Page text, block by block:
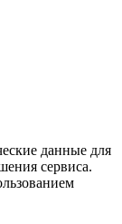
данные для
сервиса.